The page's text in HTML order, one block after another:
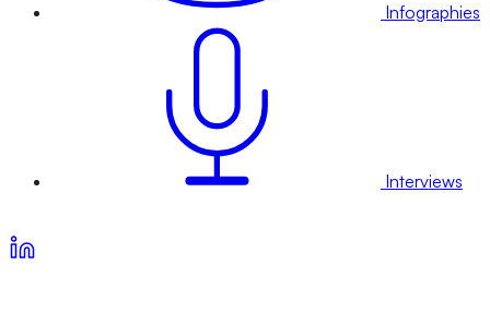
Infographies
Interviews